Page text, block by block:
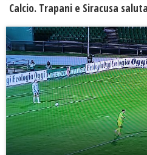
Calcio. Trapani e Siracusa